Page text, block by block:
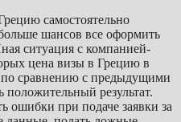
самостоятельно
шансов все оформить
ситуация с компанией-
цена визы в Грецию в
сравнению с предыдущими
положительный результат.
ошибки при подаче заявки за